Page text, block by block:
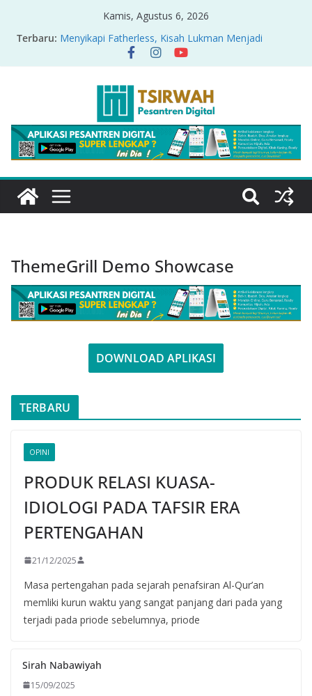
Kamis, Agustus 6, 2026
Terbaru: Menyikapi Fatherless, Kisah Lukman Menjadi
Pandangan Tafsir Ekologis terhadap Isu Tambang
PRODUK RELASI KUASA-IDIOLOGI PADA TAFSIR
ERA PERTENGAHAN
Sirah Nabawiyah
Oversharing dan Privasi dalam Al-Qur’an: “Ketika
Ayat Bicara Soal Curhat di Sosmed”
ThemeGrill Demo Showcase
DOWNLOAD APLIKASI
TERBARU
OPINI
PRODUK RELASI KUASA-
IDIOLOGI PADA TAFSIR ERA
PERTENGAHAN
21/12/2025
Masa pertengahan pada sejarah penafsiran Al-Qur’an
memliki kurun waktu yang sangat panjang dari pada yang
terjadi pada priode sebelumnya, priode
Sirah Nabawiyah
15/09/2025